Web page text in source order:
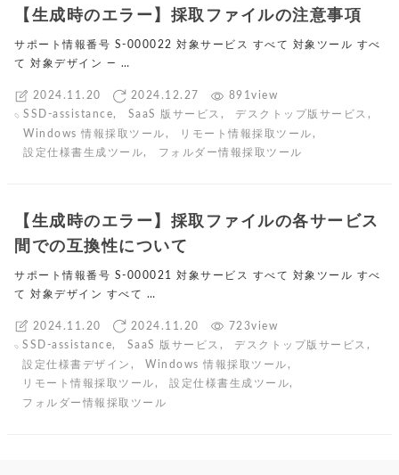
【生成時のエラー】採取ファイルの注意事項
サポート情報番号 S-000022 対象サービス すべて 対象ツール すべ
て 対象デザイン ― …
2024.11.20 2024.12.27
891view
SSD-assistance, SaaS 版サービス , デスクトップ版サービス ,
Windows 情報採取ツール , リモート情報採取ツール ,
設定仕様書生成ツール, フォルダー情報採取ツール
【生成時のエラー】採取ファイルの各サービス
間での互換性について
サポート情報番号 S-000021 対象サービス すべて 対象ツール すべ
て 対象デザイン すべて …
2024.11.20 2024.11.20
723view
SSD-assistance, SaaS 版サービス , デスクトップ版サービス ,
設定仕様書デザイン , Windows 情報採取ツール ,
リモート情報採取ツール , 設定仕様書生成ツール,
フォルダー情報採取ツール